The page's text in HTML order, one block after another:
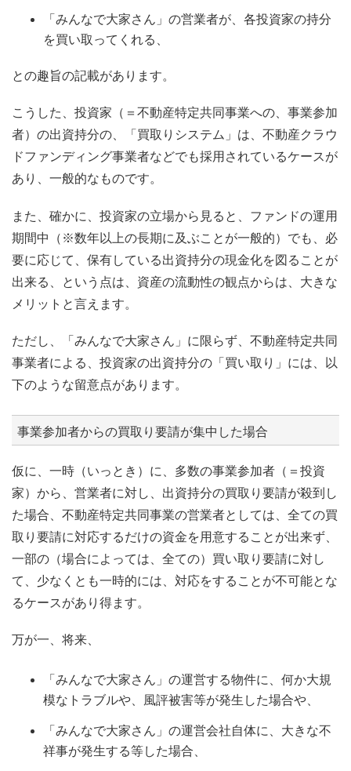
「みんなで大家さん」の営業者が、各投資家の持分
を買い取ってくれる、
との趣旨の記載があります。
こうした、投資家（＝不動産特定共同事業への、事業参加
者）の出資持分の、「買取りシステム」は、不動産クラウ
ドファンディング事業者などでも採用されているケースが
あり、一般的なものです。
また、確かに、投資家の立場から見ると、ファンドの運用
期間中（※数年以上の長期に及ぶことが一般的）でも、必
要に応じて、保有している出資持分の現金化を図ることが
出来る、という点は、資産の流動性の観点からは、大きな
メリットと言えます。
ただし、「みんなで大家さん」に限らず、不動産特定共同
事業者による、投資家の出資持分の「買い取り」には、以
下のような留意点があります。
事業参加者からの買取り要請が集中した場合
仮に、一時（いっとき）に、多数の事業参加者（＝投資
家）から、営業者に対し、出資持分の買取り要請が殺到し
た場合、不動産特定共同事業の営業者としては、全ての買
取り要請に対応するだけの資金を用意することが出来ず、
一部の（場合によっては、全ての）買い取り要請に対し
て、少なくとも一時的には、対応をすることが不可能とな
るケースがあり得ます。
万が一、将来、
「みんなで大家さん」の運営する物件に、何か大規
模なトラブルや、風評被害等が発生した場合や、
「みんなで大家さん」の運営会社自体に、大きな不
祥事が発生する等した場合、